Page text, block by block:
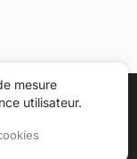
CGU
Cookies
mesure
utilisateur.